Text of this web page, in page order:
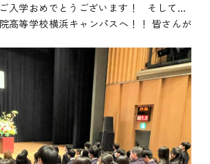
入学おめでとうございます！ そして...
高等学校横浜キャンパスへ！！ 皆さんが